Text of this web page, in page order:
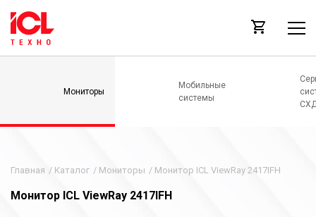
Мониторы
Мобильные
системы
Главная / Каталог / Мониторы / Монитор ICL ViewRay 2417IFH
Монитор ICL ViewRay 2417IFH